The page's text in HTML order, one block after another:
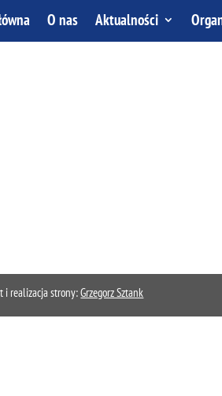
O nas Aktualności
i realizacja strony:Grzegorz Sztank